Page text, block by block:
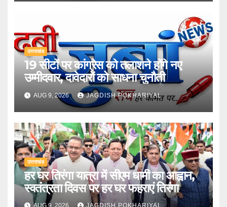
उत्तराखंड
19 सीटों पर कांग्रेस को तलाशने होंगे नए
उम्मीदवार, दावेदारों को साधना चुनौती
AUG 9, 2026 JAGDISH POKHARIYAL
उत्तराखंड
हर घर तिरंगा यात्रा में सीएम धामी का आह्वान,
स्वतंत्रता दिवस पर हर घर फहराएं तिरंगा